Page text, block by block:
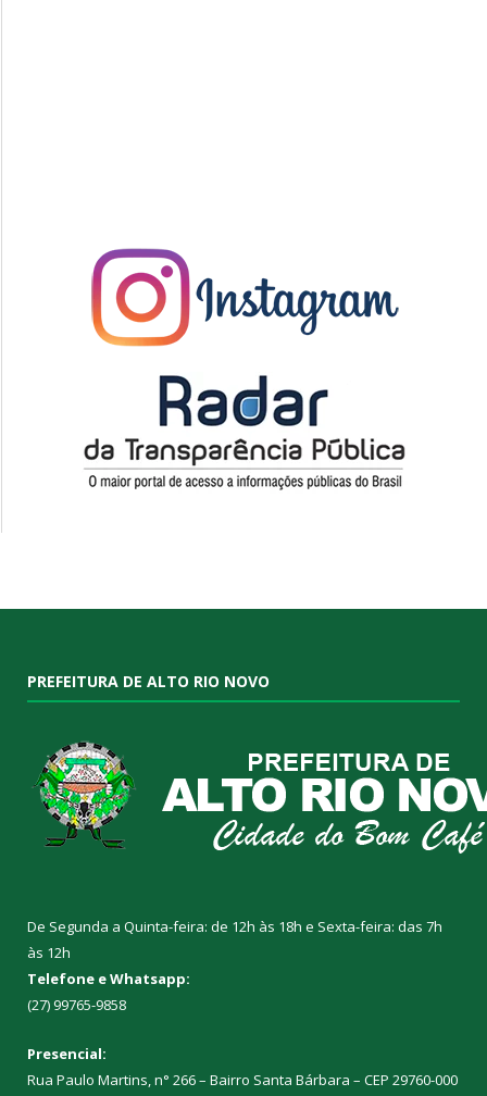
PREFEITURA DE ALTO RIO NOVO
De Segunda a Quinta-feira: de 12h às 18h e Sexta-feira: das 7h
às 12h
Telefone e Whatsapp:
(27) 99765-9858
Presencial:
Rua Paulo Martins, n° 266 – Bairro Santa Bárbara – CEP 29760-000